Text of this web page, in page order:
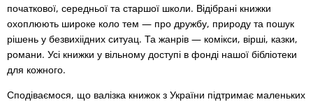
початкової, середньої та старшої школи. Відібрані книжки
охоплюють широке коло тем — про дружбу, природу та пошук
рішень у безвихіідних ситуац. Та жанрів — комікси, вірші, казки,
романи. Усі книжки у вільному доступі в фонді нашої бібліотеки
для кожного.
Сподіваємося, що валізка книжок з України підтримає маленьких